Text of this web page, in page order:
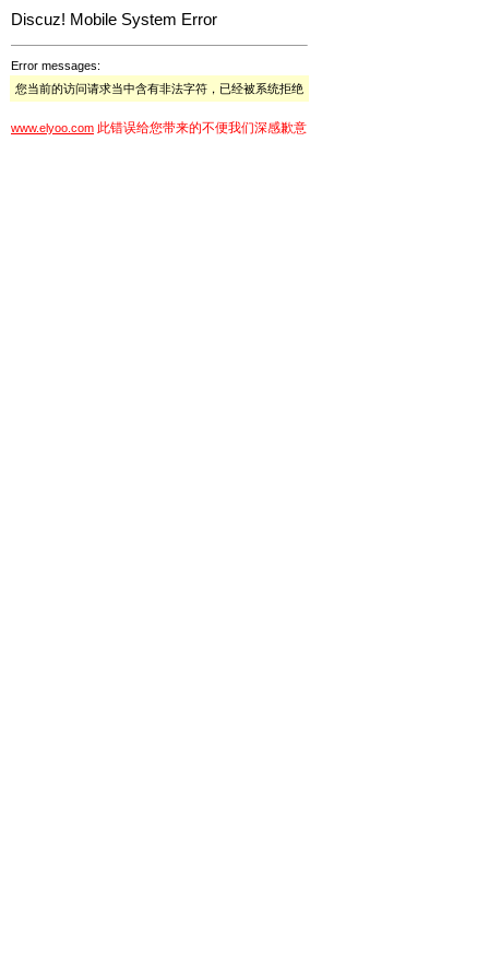
Discuz! Mobile System Error
Error messages:
您当前的访问请求当中含有非法字符，已经被系统拒绝
www.elyoo.com 此错误给您带来的不便我们深感歉意